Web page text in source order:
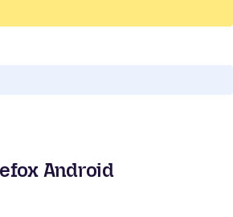
Android